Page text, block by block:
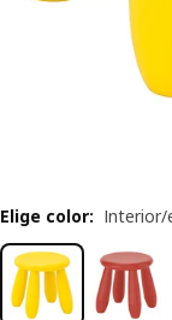
Elige color: Interior/